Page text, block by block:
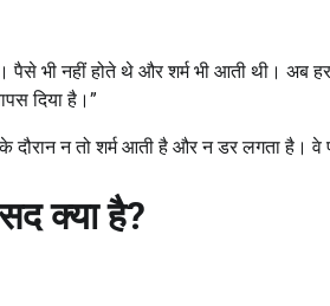
भी नहीं होते थे और शर्म भी आती थी। अब
दिया है।”
न तो शर्म आती है और न डर लगता है। वे
क्या है?